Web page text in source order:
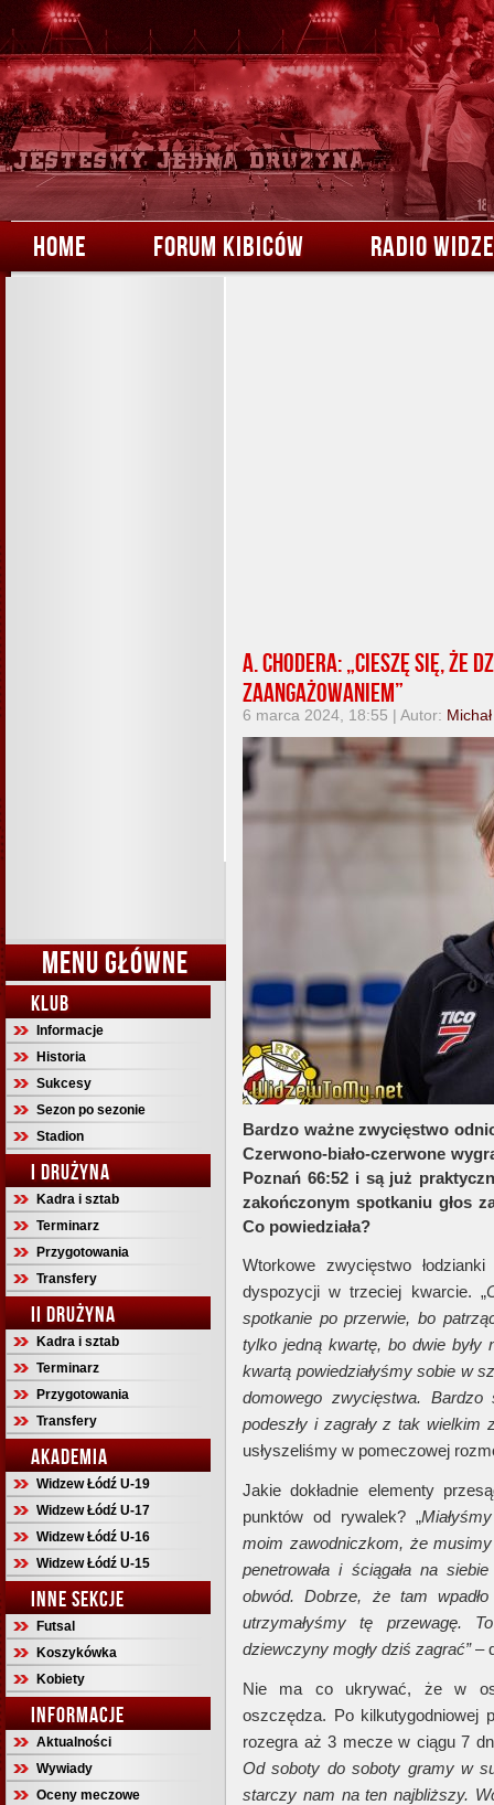
HOME FORUM KIBICÓW RADIO
MENU GŁÓWNE
KLUB
Informacje
Historia
Sukcesy
Sezon po sezonie
Stadion
I DRUŻYNA
Kadra i sztab
Terminarz
Przygotowania
Transfery
II DRUŻYNA
Kadra i sztab
Terminarz
Przygotowania
Transfery
AKADEMIA
Widzew Łódź U-19
Widzew Łódź U-17
Widzew Łódź U-16
Widzew Łódź U-15
INNE SEKCJE
Futsal
Koszykówka
Kobiety
INFORMACJE
Aktualności
Wywiady
Oceny meczowe
A. Chodera: „Cieszę się, że
zaangażowaniem”
6 marca 2024, 18:55 | Autor: Michał
Bardzo ważne zwycięstwo
Czerwono-biało-czerwone
Poznań 66:52 i są już
zakończonym spotkaniu głos
Co powiedziała?
Wtorkowe zwycięstwo
dyspozycji w trzeciej kwarcie. „
spotkanie po przerwie, bo
tylko jedną kwartę, bo dwie były
kwartą powiedziałyśmy sobie w
domowego zwycięstwa.
podeszły i zagrały z tak wielkim
usłyszeliśmy w pomeczowej
Jakie dokładnie elementy
punktów od rywalek? „
moim zawodniczkom, że
penetrowała i ściągała na
obwód. Dobrze, że tam
utrzymałyśmy tę przewagę.
dziewczyny mogły dziś zagrać”–
Nie ma co ukrywać, że w
oszczędza. Po kilkutygodniowej
rozegra aż 3 mecze w ciągu 7
Od soboty do soboty gramy w
starczy nam na ten najbliższy.